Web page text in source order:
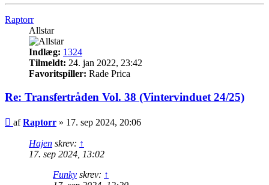
Raptorr
Allstar
Indlæg: 1324
Tilmeldt: 24. jan 2022, 23:42
Favoritspiller: Rade Prica
Re: Transfertråden Vol. 38 (Vintervinduet 24/25)
Indlæg
afRaptorr » 17. sep 2024, 20:06
Hajen skrev: ↑
17. sep 2024, 13:02
Funky skrev: ↑